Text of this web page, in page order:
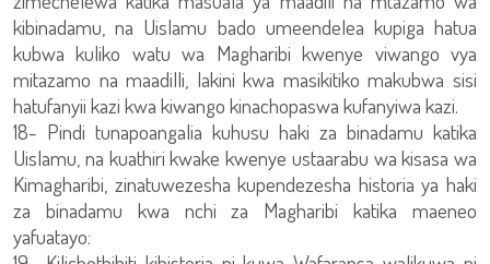
kibinadamu, na Uislamu bado umeendelea kupiga hatua
kubwa kuliko watu wa Magharibi kwenye viwango vya
mitazamo na maadilli, lakini kwa masikitiko makubwa sisi
hatufanyii kazi kwa kiwango kinachopaswa kufanyiwa kazi.
18- Pindi tunapoangalia kuhusu haki za binadamu katika
Uislamu, na kuathiri kwake kwenye ustaarabu wa kisasa wa
Kimagharibi, zinatuwezesha kupendezesha historia ya haki
za binadamu kwa nchi za Magharibi katika maeneo
yafuatayo: